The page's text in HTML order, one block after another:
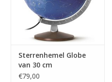
Sterrenhemel Globe
van 30 cm
€79,00